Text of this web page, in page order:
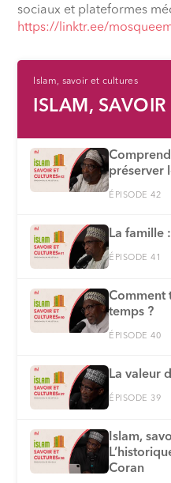
sociaux et plateformes
⁠https://linktr.ee/
Islam, savoir et cultures
ISLAM, SAVOIR
préserver
ÉPISODE 42
La famille
ÉPISODE 41
Comment
temps ?
ÉPISODE 40
La valeur
ÉPISODE 39
Islam,
Coran